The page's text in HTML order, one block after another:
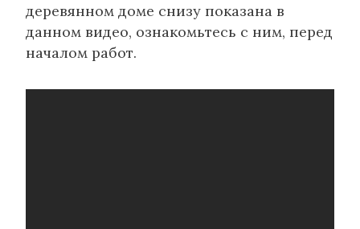
деревянном доме снизу показана в
данном видео, ознакомьтесь с ним, перед
началом работ.